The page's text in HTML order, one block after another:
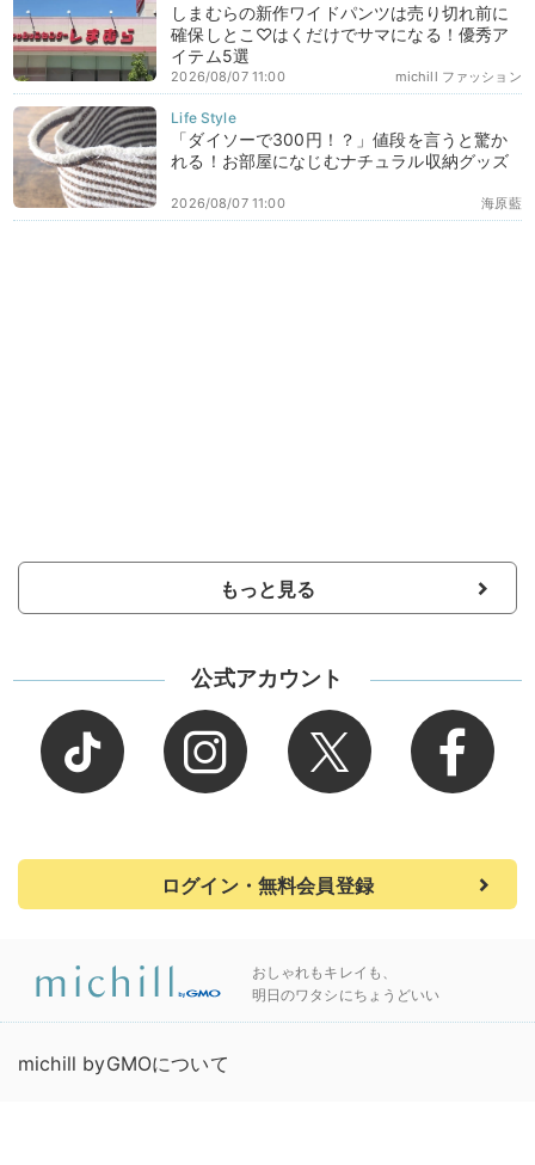
しまむらの新作ワイドパンツは売り切れ前に
確保しとこ♡はくだけでサマになる！優秀ア
イテム5選
michill ファッション
2026/08/07 11:00
「ダイソーで300円！？」値段を言うと驚か
れる！お部屋になじむナチュラル収納グッズ
海原藍
2026/08/07 11:00
もっと見る
公式アカウント
ログイン・無料会員登録
おしゃれもキレイも、
明日のワタシにちょうどいい
michill byGMOについて